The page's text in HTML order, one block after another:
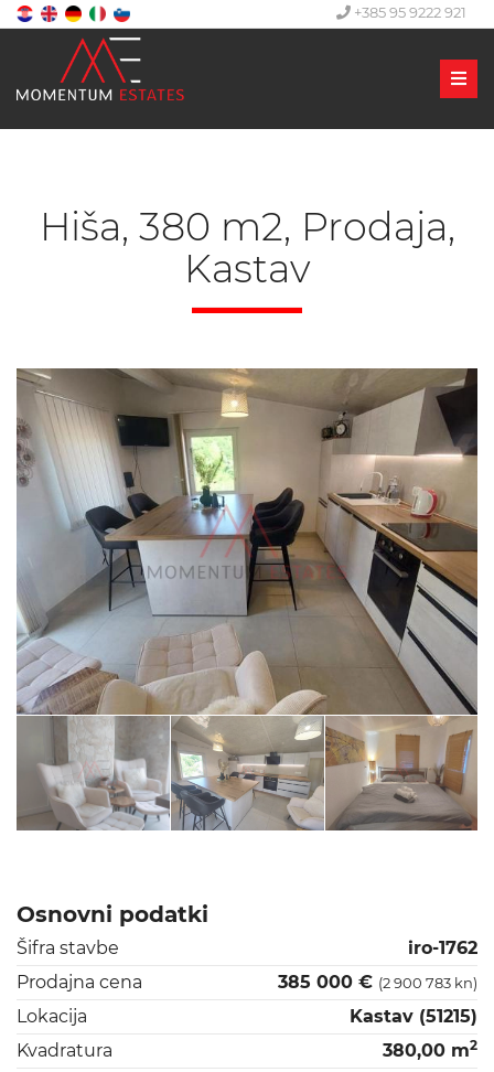
+385 95 9222 921
Hiša, 380 m2, Prodaja,
Kastav
Osnovni podatki
Šifra stavbe
iro-1762
Prodajna cena
385 000 € (2 900 783 kn)
Lokacija
Kastav (51215)
Kvadratura
380,00 m2